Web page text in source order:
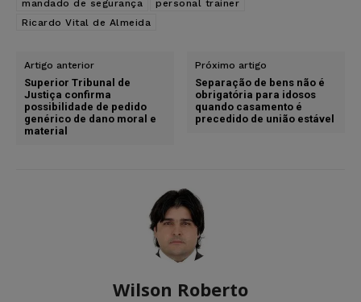
mandado de segurança
personal trainer
Ricardo Vital de Almeida
Artigo anterior
Superior Tribunal de
Justiça confirma
possibilidade de pedido
genérico de dano moral e
material
Próximo artigo
Separação de bens não é
obrigatória para idosos
quando casamento é
precedido de união estável
Wilson Roberto